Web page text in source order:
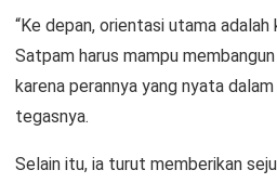
“Ke depan, orientasi utama adalah
Satpam harus mampu
karena perannya yang nyata
tegasnya.
Selain itu, ia turut memberikan